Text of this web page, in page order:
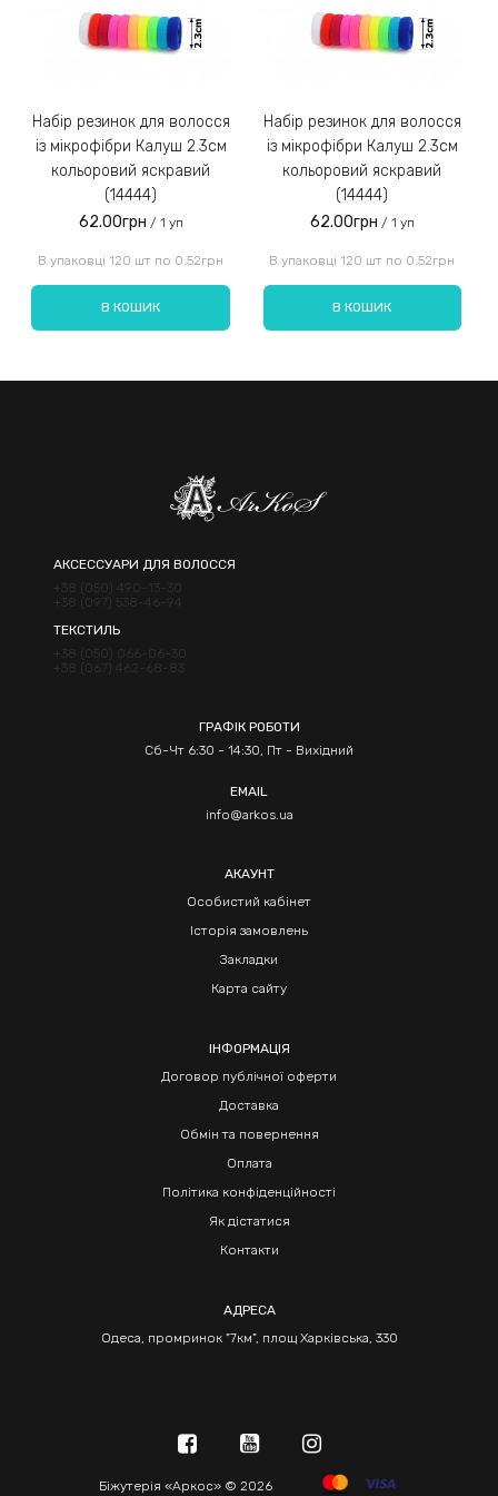
Замовлення післяплатою не надсилаємо!
Введіть код, вказаний на зображенні:
Набір резинок для волосся
із мікрофібри Калуш 2.3см
кольоровий яскравий
(14444)
62.00грн / 1 уп
В упаковці 120 шт по 0.52грн
В КОШИК
Набір резинок для волосся
із мікрофібри Калуш 2.3см
кольоровий яскравий
(14444)
62.00грн / 1 уп
В упаковці 120 шт по 0.52грн
В КОШИК
АКСЕССУАРИ ДЛЯ ВОЛОССЯ
+38 (050) 490-13-30
+38 (097) 538-46-94
ТЕКСТИЛЬ
+38 (050) 066-06-30
+38 (067) 462-68-83
ГРАФІК РОБОТИ
Сб-Чт 6:30 - 14:30, Пт - Вихідний
EMAIL
info@arkos.ua
АКАУНТ
Особистий кабінет
Історія замовлень
Закладки
Карта сайту
ІНФОРМАЦІЯ
Договор публічної оферти
Доставка
Обмін та повернення
Оплата
Політика конфіденційності
Як дістатися
Контакти
АДРЕСА
Одеса, промринок "7км", площ Харківська, 330
Біжутерія «Аркос» © 2026